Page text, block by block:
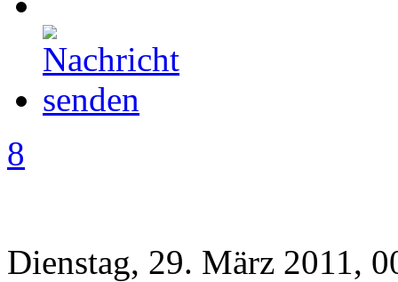
8
Dienstag, 29. März 2011,